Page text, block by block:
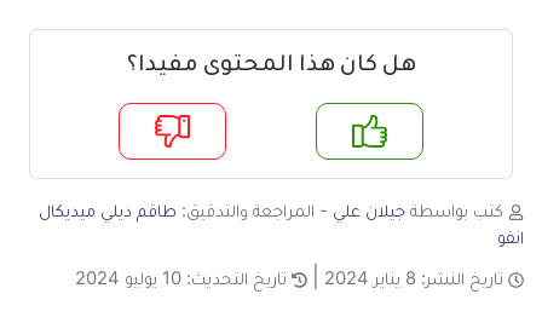
هل كان هذا المحتوى مفيدا؟
لا
كتب بواسطة جيلان علي - المراجعة والتدقيق: طاقم ديلي ميديكال
انفو
تاريخ النشر: 8 يناير 2024 تاريخ التحديث: 10 يوليو 2024